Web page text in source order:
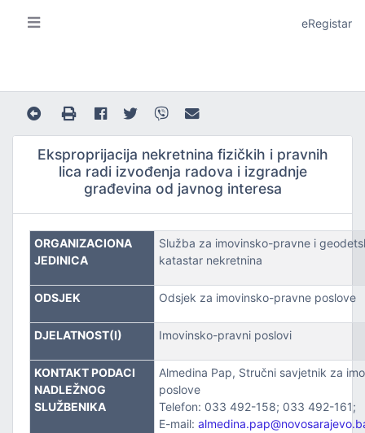
I LOKALNU SAMOUPRAVU
POSLOVE I KATASTAR NEKRETNINA
eRegistar
Eksproprijacija nekretnina fizičkih i pravnih
lica radi izvođenja radova i izgradnje
građevina od javnog interesa
ORGANIZACIONA
JEDINICA
Služba za imovinsko-pravne i
katastar nekretnina
ODSJEK Odsjek za imovinsko-pravne poslove
DJELATNOST(I) Imovinsko-pravni poslovi
KONTAKT PODACI
NADLEŽNOG
SLUŽBENIKA
Almedina Pap, Stručni savjetnik za
poslove
Telefon: 033 492-158; 033 492-161;
E-mail: